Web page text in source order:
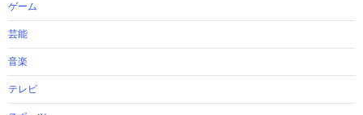
ゲーム
芸能
音楽
テレビ